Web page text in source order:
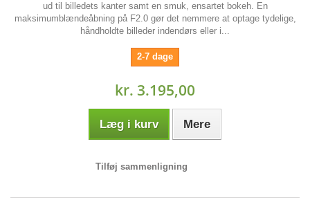
ud til billedets kanter samt en smuk, ensartet bokeh. En
maksimumblændeåbning på F2.0 gør det nemmere at optage tydelige,
håndholdte billeder indendørs eller i...
2-7 dage
kr. 3.195,00
Læg i kurv Mere
Tilføj sammenligning